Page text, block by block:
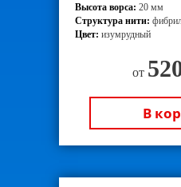
Высота ворса: 20 мм
Структура нити:
Цвет: изумрудный
от
В